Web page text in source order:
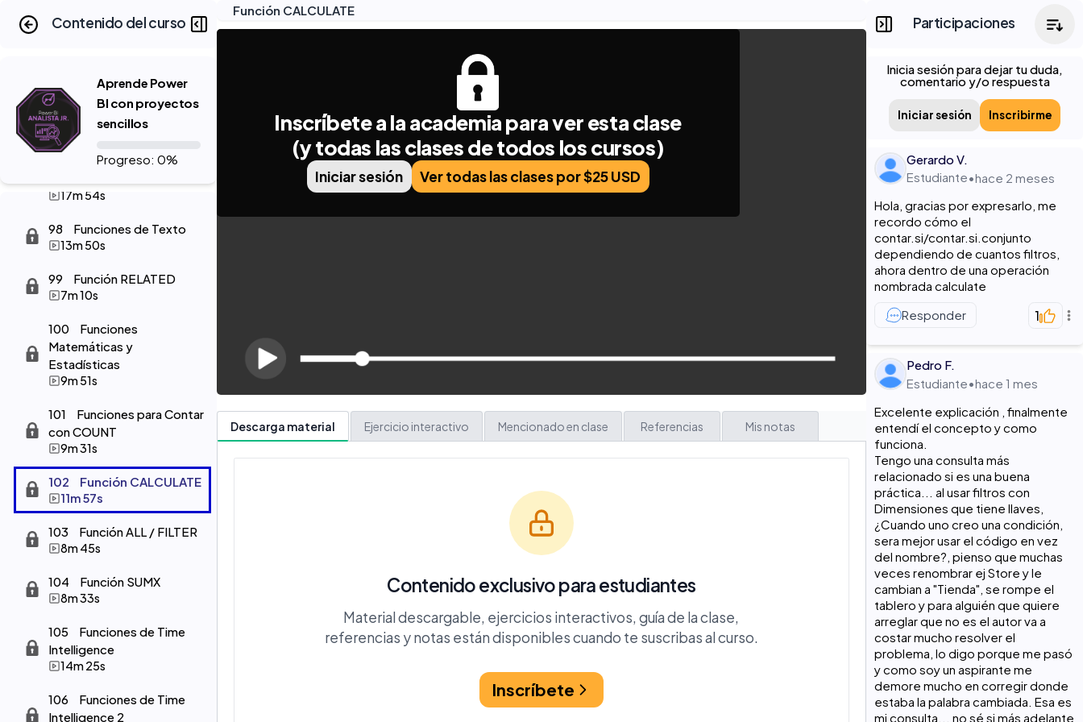
Contenido del curso
Aprende Power
BI con proyectos
sencillos
Progreso: 0%
9m 24s
96 Funciones de Fecha
7m 54s
Funciones Lógicas y
17m 54s
98 Funciones de Texto
13m 50s
99 Función RELATED
7m 10s
100
Funciones
Matemáticas y
Estadísticas
9m 51s
101
Funciones para Contar
con COUNT
9m 31s
102 Función CALCULATE
11m 57s
103 Función ALL / FILTER
8m 45s
104 Función SUMX
8m 33s
105
Funciones de Time
Intelligence
14m 25s
106
Funciones de Time
Intelligence 2
Función CALCULATE
Inscríbete a la academia para ver esta clase
(y todas las clases de todos los cursos)
Iniciar sesión Ver todas las clases por $25 USD
Descarga material Ejercicio interactivo Mencionado en clase Referencias Mis notas
Contenido exclusivo para estudiantes
Material descargable, ejercicios interactivos, guía de la clase,
referencias y notas están disponibles cuando te suscribas al curso.
Inscríbete
Participaciones
Inicia sesión para dejar tu duda,
comentario y/o respuesta
Iniciar sesión Inscribirme
Gerardo V.
Estudiante•hace 2 meses
Hola, gracias por expresarlo, me
recordo cómo el
contar.si/contar.si.conjunto
dependiendo de cuantos filtros,
ahora dentro de una operación
nombrada calculate
Responder
1
Pedro F.
Estudiante•hace 1 mes
Excelente explicación , finalmente
entendí el concepto y como
funciona.
Tengo una consulta más
relacionado si es una buena
práctica... al usar filtros con
Dimensiones que tiene llaves,
¿Cuando uno creo una condición,
sera mejor usar el código en vez
del nombre?, pienso que muchas
veces renombrar ej Store y le
cambian a "Tienda", se rompe el
tablero y para alguién que quiere
arreglar que no es el autor va a
costar mucho resolver el
problema, lo digo porque me pasó
y como soy un aspirante me
demore mucho en corregir donde
estaba la palabra cambiada. Esa es
mi consulta... no sé si más adelante